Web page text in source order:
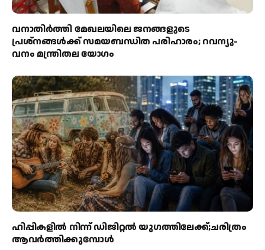
വനാതിർത്തി മേഖലയിലെ ജനങ്ങളുടെ
പ്രശ്നങ്ങൾക്ക് സമയബന്ധിത പരിഹാരം; റവന്യൂ-
വനം മന്ത്രിതല യോഗം
ഹിപ്പികളില്‍ നിന്ന് ഡിജിറ്റല്‍ യുഗത്തിലേക്ക്;ചരിത്രം
ആവര്‍ത്തിക്കുമ്പോള്‍